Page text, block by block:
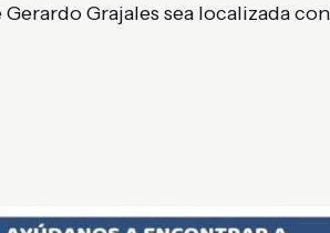
Grajales sea localizada